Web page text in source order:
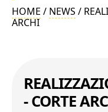
HOME / NEWS /
ARCHI
- CORTE